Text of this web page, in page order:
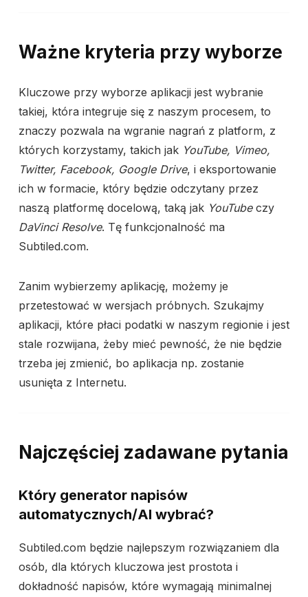
Ważne kryteria przy wyborze
Kluczowe przy wyborze aplikacji jest wybranie
takiej, która integruje się z naszym procesem, to
znaczy pozwala na wgranie nagrań z platform, z
których korzystamy, takich jak YouTube, Vimeo,
Twitter, Facebook, Google Drive, i eksportowanie
ich w formacie, który będzie odczytany przez
naszą platformę docelową, taką jak YouTubeczy
DaVinci Resolve. Tę funkcjonalność ma
Subtiled.com.
Zanim wybierzemy aplikację, możemy je
przetestować w wersjach próbnych. Szukajmy
aplikacji, które płaci podatki w naszym regionie i jest
stale rozwijana, żeby mieć pewność, że nie będzie
trzeba jej zmienić, bo aplikacja np. zostanie
usunięta z Internetu.
Najczęściej zadawane pytania
Który generator napisów
automatycznych/AI wybrać?
Subtiled.com będzie najlepszym rozwiązaniem dla
osób, dla których kluczowa jest prostota i
dokładność napisów, które wymagają minimalnej